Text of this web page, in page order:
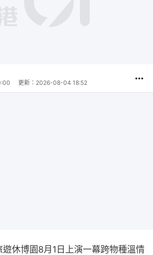
更新： 2026-08-04 18:52
遊休博園8月1日上演一幕跨物種溫情